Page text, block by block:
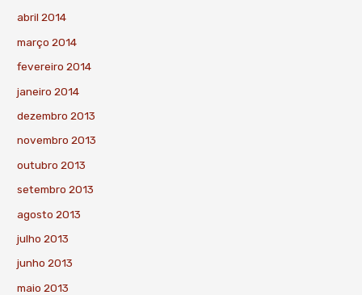
abril 2014
março 2014
fevereiro 2014
janeiro 2014
dezembro 2013
novembro 2013
outubro 2013
setembro 2013
agosto 2013
julho 2013
junho 2013
maio 2013